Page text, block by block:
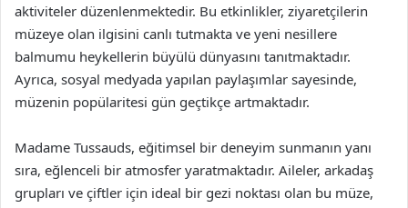
aktiviteler düzenlenmektedir. Bu etkinlikler, ziyaretçilerin
müzeye olan ilgisini canlı tutmakta ve yeni nesillere
balmumu heykellerin büyülü dünyasını tanıtmaktadır.
Ayrıca, sosyal medyada yapılan paylaşımlar sayesinde,
müzenin popülaritesi gün geçtikçe artmaktadır.
Madame Tussauds, eğitimsel bir deneyim sunmanın yanı
sıra, eğlenceli bir atmosfer yaratmaktadır. Aileler, arkadaş
grupları ve çiftler için ideal bir gezi noktası olan bu müze,